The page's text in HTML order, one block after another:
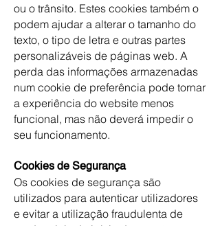
ou o trânsito. Estes cookies também o
podem ajudar a alterar o tamanho do
texto, o tipo de letra e outras partes
personalizáveis de páginas web. A
perda das informações armazenadas
num cookie de preferência pode tornar
a experiência do website menos
funcional, mas não deverá impedir o
seu funcionamento.
Cookies de Segurança
Os cookies de segurança são
utilizados para autenticar utilizadores
e evitar a utilização fraudulenta de